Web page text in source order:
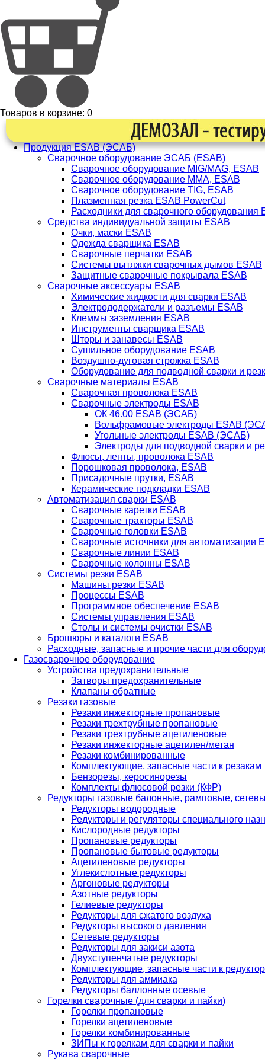
Товаров в корзине: 0
Продукция ESAB (ЭСАБ)
Сварочное оборудование ЭСАБ (ESAB)
Сварочное оборудование MIG/MAG, ESAB
Сварочное оборудование ММА, ESAB
Сварочное оборудование TIG, ESAB
Плазменная резка ESAB PowerCut
Расходники для сварочного оборудования
Средства индивидуальной защиты ESAB
Очки, маски ESAB
Одежда сварщика ESAB
Сварочные перчатки ESAB
Системы вытяжки сварочных дымов ESAB
Защитные сварочные покрывала ESAB
Сварочные аксессуары ESAB
Химические жидкости для сварки ESAB
Электрододержатели и разъемы ESAB
Клеммы заземления ESAB
Инструменты сварщика ESAB
Шторы и занавесы ESAB
Сушильное оборудование ESAB
Воздушно-дуговая строжка ESAB
Оборудование для подводной сварки и
Сварочные материалы ESAB
Сварочная проволока ESAB
Сварочные электроды ESAB
ОК 46.00 ESAB (ЭСАБ)
Вольфрамовые электроды ESAB
Угольные электроды ESAB (ЭСАБ)
Электроды для подводной сварки и
Флюсы, ленты, проволока ESAB
Порошковая проволока, ESAB
Присадочные прутки, ESAB
Керамические подкладки ESAB
Автоматизация сварки ESAB
Сварочные каретки ESAB
Сварочные тракторы ESAB
Сварочные головки ESAB
Сварочные источники для автоматизации
Сварочные линии ESAB
Сварочные колонны ESAB
Системы резки ESAB
Машины резки ESAB
Процессы ESAB
Программное обеспечение ESAB
Системы управления ESAB
Столы и системы очистки ESAB
Брошюры и каталоги ESAB
Расходные, запасные и прочие части для
Газосварочное оборудование
Устройства предохранительные
Затворы предохранительные
Клапаны обратные
Резаки газовые
Резаки инжекторные пропановые
Резаки трехтрубные пропановые
Резаки трехтрубные ацетиленовые
Резаки инжекторные ацетилен/метан
Резаки комбинированные
Комплектующие, запасные части к резакам
Бензорезы, керосинорезы
Комплекты флюсовой резки (КФР)
Редукторы газовые балонные, рамповые,
Редукторы водородные
Редукторы и регуляторы специального
Кислородные редукторы
Пропановые редукторы
Пропановые бытовые редукторы
Ацетиленовые редукторы
Углекислотные редукторы
Аргоновые редукторы
Азотные редукторы
Гелиевые редукторы
Редукторы для сжатого воздуха
Редукторы высокого давления
Сетевые редукторы
Редукторы для закиси азота
Двухступенчатые редукторы
Комплектующие, запасные части к
Редукторы для аммиака
Редукторы баллонные осевые
Горелки сварочные (для сварки и пайки)
Горелки пропановые
Горелки ацетиленовые
Горелки комбинированные
ЗИПы к горелкам для сварки и пайки
Рукава сварочные